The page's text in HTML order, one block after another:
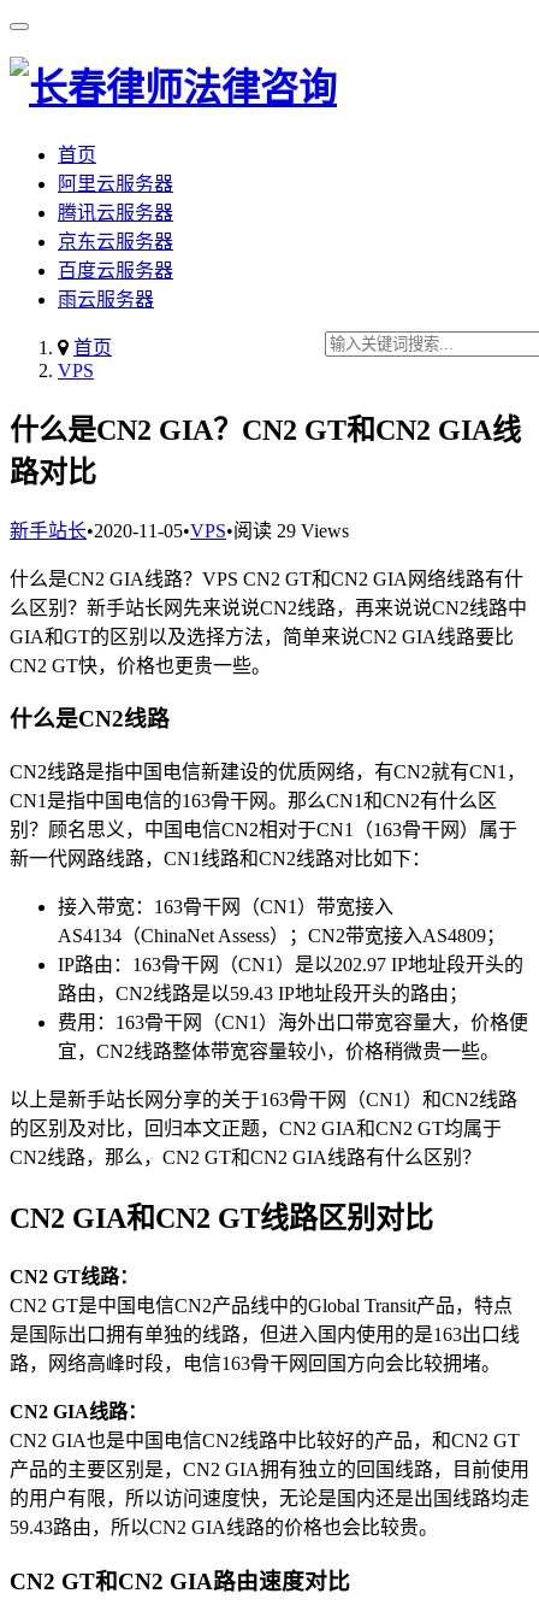
首页
阿里云服务器
腾讯云服务器
京东云服务器
百度云服务器
雨云服务器
首页
VPS
什么是CN2 GIA？CN2 GT和CN2 GIA线
路对比
新手站长•2020-11-05•VPS•阅读 29 Views
什么是CN2 GIA线路？VPS CN2 GT和CN2 GIA网络线路有什
么区别？新手站长网先来说说CN2线路，再来说说CN2线路中
GIA和GT的区别以及选择方法，简单来说CN2 GIA线路要比
CN2 GT快，价格也更贵一些。
什么是CN2线路
CN2线路是指中国电信新建设的优质网络，有CN2就有CN1，
CN1是指中国电信的163骨干网。那么CN1和CN2有什么区
别？顾名思义，中国电信CN2相对于CN1（163骨干网）属于
新一代网路线路，CN1线路和CN2线路对比如下：
接入带宽：163骨干网（CN1）带宽接入
AS4134（ChinaNet Assess）；CN2带宽接入AS4809；
IP路由：163骨干网（CN1）是以202.97 IP地址段开头的
路由，CN2线路是以59.43 IP地址段开头的路由；
费用：163骨干网（CN1）海外出口带宽容量大，价格便
宜，CN2线路整体带宽容量较小，价格稍微贵一些。
以上是新手站长网分享的关于163骨干网（CN1）和CN2线路
的区别及对比，回归本文正题，CN2 GIA和CN2 GT均属于
CN2线路，那么，CN2 GT和CN2 GIA线路有什么区别？
CN2 GIA和CN2 GT线路区别对比
CN2 GT线路：
CN2 GT是中国电信CN2产品线中的Global Transit产品，特点
是国际出口拥有单独的线路，但进入国内使用的是163出口线
路，网络高峰时段，电信163骨干网回国方向会比较拥堵。
CN2 GIA线路：
CN2 GIA也是中国电信CN2线路中比较好的产品，和CN2 GT
产品的主要区别是，CN2 GIA拥有独立的回国线路，目前使用
的用户有限，所以访问速度快，无论是国内还是出国线路均走
59.43路由，所以CN2 GIA线路的价格也会比较贵。
CN2 GT和CN2 GIA路由速度对比